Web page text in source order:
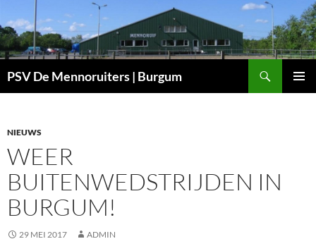
naar
de
inhoud
PSV De Mennoruiters | Burgum
NIEUWS
WEER
BUITENWEDSTRIJDEN IN
BURGUM!
29 MEI 2017 ADMIN